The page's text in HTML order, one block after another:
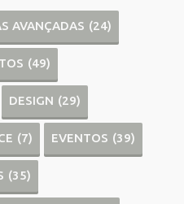
AVANÇADAS (24)
(49)
DESIGN (29)
(7) EVENTOS (39)
(35)